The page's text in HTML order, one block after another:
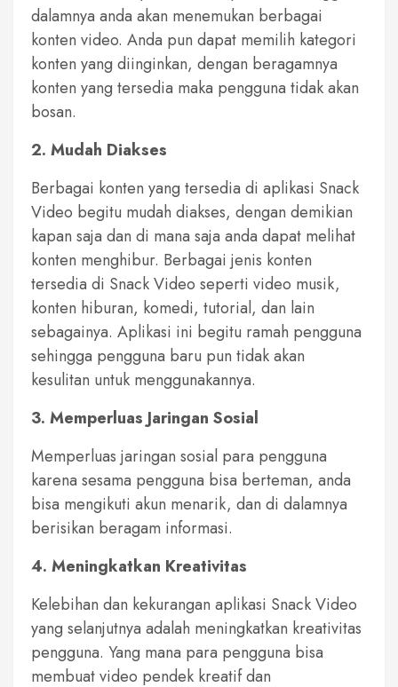
dalamnya anda akan menemukan berbagai
konten video. Anda pun dapat memilih kategori
konten yang diinginkan, dengan beragamnya
konten yang tersedia maka pengguna tidak akan
bosan.
2. Mudah Diakses
Berbagai konten yang tersedia di aplikasi Snack
Video begitu mudah diakses, dengan demikian
kapan saja dan di mana saja anda dapat melihat
konten menghibur. Berbagai jenis konten
tersedia di Snack Video seperti video musik,
konten hiburan, komedi, tutorial, dan lain
sebagainya. Aplikasi ini begitu ramah pengguna
sehingga pengguna baru pun tidak akan
kesulitan untuk menggunakannya.
3. Memperluas Jaringan Sosial
Memperluas jaringan sosial para pengguna
karena sesama pengguna bisa berteman, anda
bisa mengikuti akun menarik, dan di dalamnya
berisikan beragam informasi.
4. Meningkatkan Kreativitas
Kelebihan dan kekurangan aplikasi Snack Video
yang selanjutnya adalah meningkatkan kreativitas
pengguna. Yang mana para pengguna bisa
membuat video pendek kreatif dan